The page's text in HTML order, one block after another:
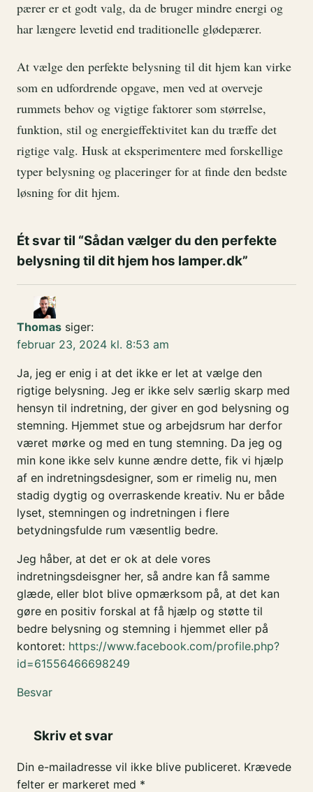
pærer er et godt valg, da de bruger mindre energi og
har længere levetid end traditionelle glødepærer.
At vælge den perfekte belysning til dit hjem kan virke
som en udfordrende opgave, men ved at overveje
rummets behov og vigtige faktorer som størrelse,
funktion, stil og energieffektivitet kan du træffe det
rigtige valg. Husk at eksperimentere med forskellige
typer belysning og placeringer for at finde den bedste
løsning for dit hjem.
Ét svar til “Sådan vælger du den perfekte
belysning til dit hjem hos lamper.dk”
Thomas siger:
februar 23, 2024 kl. 8:53 am
Ja, jeg er enig i at det ikke er let at vælge den
rigtige belysning. Jeg er ikke selv særlig skarp med
hensyn til indretning, der giver en god belysning og
stemning. Hjemmet stue og arbejdsrum har derfor
været mørke og med en tung stemning. Da jeg og
min kone ikke selv kunne ændre dette, fik vi hjælp
af en indretningsdesigner, som er rimelig nu, men
stadig dygtig og overraskende kreativ. Nu er både
lyset, stemningen og indretningen i flere
betydningsfulde rum væsentlig bedre.
Jeg håber, at det er ok at dele vores
indretningsdeisgner her, så andre kan få samme
glæde, eller blot blive opmærksom på, at det kan
gøre en positiv forskal at få hjælp og støtte til
bedre belysning og stemning i hjemmet eller på
kontoret: https://www.facebook.com/profile.php?
id=61556466698249
Besvar
Skriv et svar
Din e-mailadresse vil ikke blive publiceret. Krævede
felter er markeret med *